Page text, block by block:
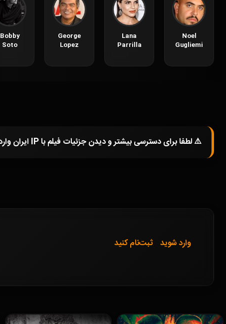
Bobby
Soto
George
Lopez
Lana
Parrilla
Noel
Gugliemi
⚠️ لطفا برای دسترسی بیشتر و دیدن جزئیات فیلم با IP ایران وارد شوید و یا در صورتی که از فیلترشکن استفاده میکنید خاموش کرده و صفحه را مجددا باز کنید.
وارد شوید ثبت‌نام کنید